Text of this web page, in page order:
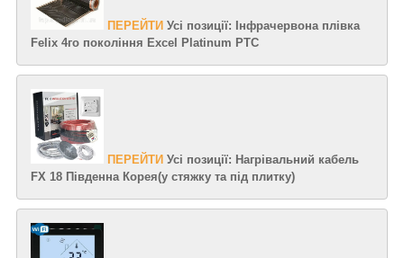
ПЕРЕЙТИ Усі позиції: Інфрачервона плівка
Felix 4го покоління Excel Platinum PTC
ПЕРЕЙТИ Усі позиції: Нагрівальний кабель
FX 18 Південна Корея(у стяжку та під плитку)